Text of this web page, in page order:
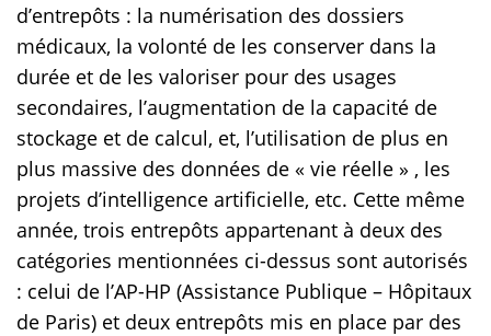
d’entrepôts : la numérisation des dossiers
médicaux, la volonté de les conserver dans la
durée et de les valoriser pour des usages
secondaires, l’augmentation de la capacité de
stockage et de calcul, et, l’utilisation de plus en
plus massive des données de « vie réelle » , les
projets d’intelligence artificielle, etc. Cette même
année, trois entrepôts appartenant à deux des
catégories mentionnées ci-dessus sont autorisés
: celui de l’AP-HP (Assistance Publique – Hôpitaux
de Paris) et deux entrepôts mis en place par des